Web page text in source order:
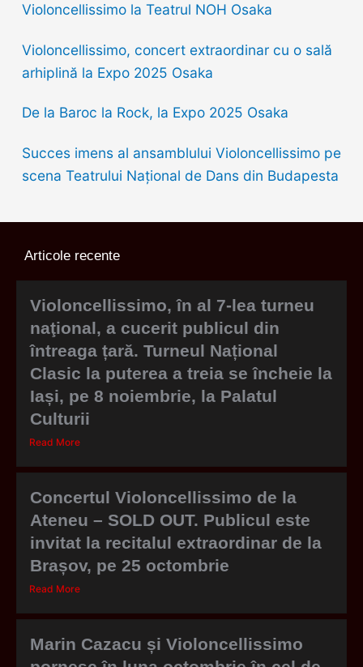
Violoncellissimo la Teatrul NOH Osaka
Violoncellissimo, concert extraordinar cu o sală
arhiplină la Expo 2025 Osaka
De la Baroc la Rock, la Expo 2025 Osaka
Succes imens al ansamblului Violoncellissimo pe
scena Teatrului Național de Dans din Budapesta
Articole recente
Violoncellissimo, în al 7-lea turneu
naţional, a cucerit publicul din
întreaga țară. Turneul Național
Clasic la puterea a treia se încheie la
Iași, pe 8 noiembrie, la Palatul
Culturii
Read More
Concertul Violoncellissimo de la
Ateneu – SOLD OUT. Publicul este
invitat la recitalul extraordinar de la
Brașov, pe 25 octombrie
Read More
Marin Cazacu și Violoncellissimo